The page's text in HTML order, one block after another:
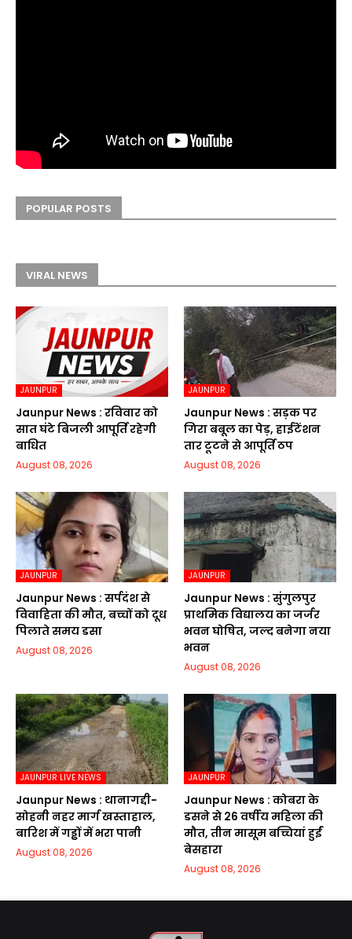
POPULAR POSTS
VIRAL NEWS
JAUNPUR
Jaunpur News : रविवार को
सात घंटे बिजली आपूर्ति रहेगी
बाधित
August 08, 2026
JAUNPUR
Jaunpur News : सड़क पर
गिरा बबूल का पेड़, हाईटेंशन
तार टूटने से आपूर्ति ठप
August 08, 2026
JAUNPUR
Jaunpur News : सर्पदंश से
विवाहिता की मौत, बच्चों को दूध
पिलाते समय डसा
August 08, 2026
JAUNPUR
Jaunpur News : सुंगुलपुर
प्राथमिक विद्यालय का जर्जर
भवन घोषित, जल्द बनेगा नया
भवन
August 08, 2026
JAUNPUR LIVE NEWS
Jaunpur News : थानागद्दी-
सोहनी नहर मार्ग खस्ताहाल,
बारिश में गड्ढों में भरा पानी
August 08, 2026
JAUNPUR
Jaunpur News : कोबरा के
डसने से 26 वर्षीय महिला की
मौत, तीन मासूम बच्चियां हुईं
बेसहारा
August 08, 2026